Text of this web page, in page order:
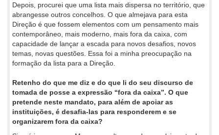
Depois, procurei que uma lista mais dispersa no território, que
abrangesse outros concelhos. O que almejava para esta
Direção é que fossem elementos com um pensamento mais
contemporâneo, mais moderno, mais fora da caixa, com
capacidade de lançar a escada para novos desafios, novos
temas, novas questões. Essa foi a minha preocupação na
formação da lista para a Direção.
Retenho do que me diz e do que li do seu discurso de
tomada de posse a expressão “fora da caixa”. O que
pretende neste mandato, para além de apoiar as
instituições, é desafia-las para responderem e se
organizarem fora da caixa?